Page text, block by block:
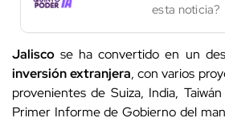
esta noticia?
Jalisco se ha convertido en un
inversión extranjera, con varios
provenientes de Suiza, India,
Primer Informe de Gobierno del